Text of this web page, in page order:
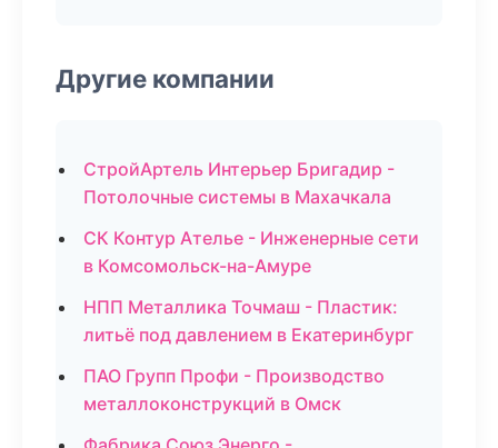
Другие компании
СтройАртель Интерьер Бригадир -
Потолочные системы в Махачкала
СК Контур Ателье - Инженерные сети
в Комсомольск-на-Амуре
НПП Металлика Точмаш - Пластик:
литьё под давлением в Екатеринбург
ПАО Групп Профи - Производство
металлоконструкций в Омск